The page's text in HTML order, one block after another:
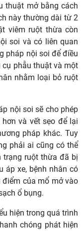
thuật mở bằng cách
này thường dài từ 2
viêm ruột thừa còn
soi và có liên quan
pháp nội soi để điều
cụ phẫu thuật và một
nhằm loại bỏ ruột
nội soi sẽ cho phép
và vết sẹo để lại
pháp khác. Tuy
phải ai cũng có thể
trạng ruột thừa đã bị
áp xe, bệnh nhân có
của mổ mở vào
ổ bụng.
hiện trong quá trình
chóng phát hiện